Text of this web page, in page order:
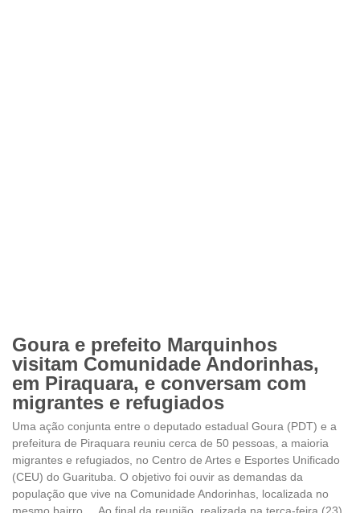
Goura e prefeito Marquinhos
visitam Comunidade Andorinhas,
em Piraquara, e conversam com
migrantes e refugiados
Uma ação conjunta entre o deputado estadual Goura (PDT) e a
prefeitura de Piraquara reuniu cerca de 50 pessoas, a maioria
migrantes e refugiados, no Centro de Artes e Esportes Unificado
(CEU) do Guarituba. O objetivo foi ouvir as demandas da
população que vive na Comunidade Andorinhas, localizada no
mesmo bairro. Ao final da reunião, realizada na terça-feira (23),